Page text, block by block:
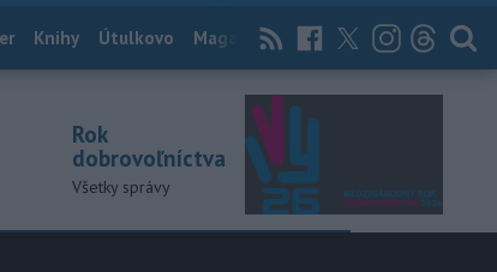
Knihy Útulkovo Magazín News Now Archív
Rok
dobrovoľníctva
Všetky správy